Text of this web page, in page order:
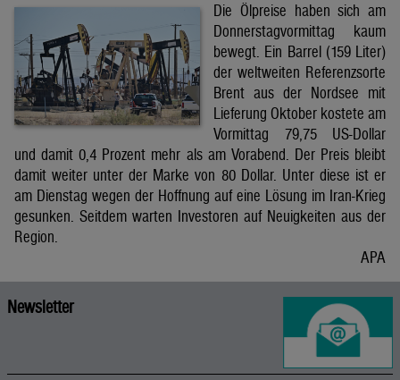
Die Ölpreise haben sich am
Donnerstagvormittag kaum
bewegt. Ein Barrel (159 Liter)
der weltweiten Referenzsorte
Brent aus der Nordsee mit
Lieferung Oktober kostete am
Vormittag 79,75 US-Dollar
und damit 0,4 Prozent mehr als am Vorabend. Der Preis bleibt
damit weiter unter der Marke von 80 Dollar. Unter diese ist er
am Dienstag wegen der Hoffnung auf eine Lösung im Iran-Krieg
gesunken. Seitdem warten Investoren auf Neuigkeiten aus der
Region.
APA
Newsletter